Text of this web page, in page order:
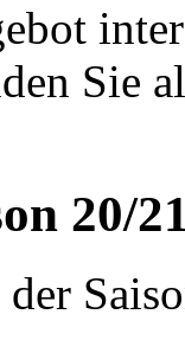
Sie
20/